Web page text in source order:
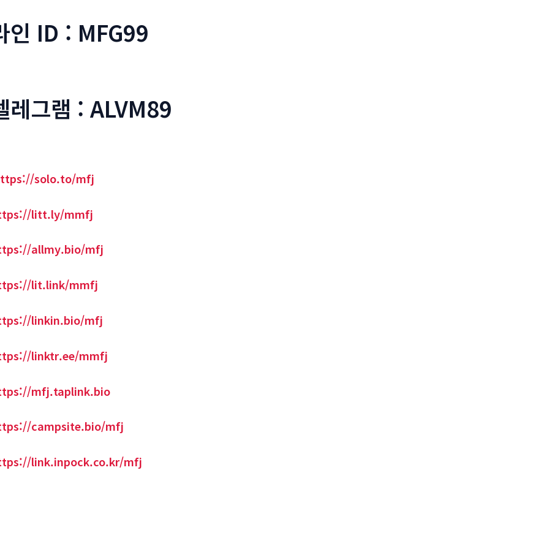
인 ID : MFG99
레그램 : ALVM89
solo.to/mfj
litt.ly/mmfj
allmy.bio/mfj
lit.link/mmfj
linkin.bio/mfj
linktr.ee/mmfj
mfj.taplink.bio
campsite.bio/mfj
link.inpock.co.kr/mfj